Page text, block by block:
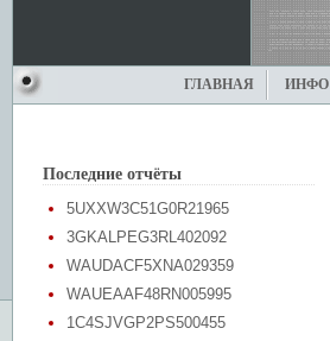
ГЛАВНАЯ ИНФО
Последние отчёты
5UXXW3C51G0R21965
3GKALPEG3RL402092
WAUDACF5XNA029359
WAUEAAF48RN005995
1C4SJVGP2PS500455